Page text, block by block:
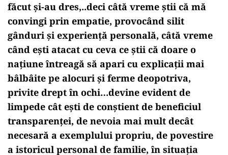
făcut și-au dres,..deci câtă vreme știi că mă
convingi prin empatie, provocând silit
gânduri și experiență personală, câtă vreme
când ești atacat cu ceva ce știi că doare o
națiune întreagă să apari cu explicații mai
bâlbâite pe alocuri și ferme deopotriva,
privite drept în ochi…devine evident de
limpede cât ești de conștient de beneficiul
transparenței, de nevoia mai mult decât
necesară a exemplului propriu, de povestire
a istoricul personal de familie, în situația